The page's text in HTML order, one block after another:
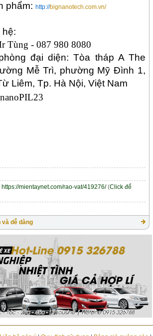
phẩm:http://bignanotech.com.vn/
hệ:
Tùng - 087 980 8080
đại diện: Tòa tháp A The
Mễ Trì, phường Mỹ Đình 1,
Liêm, Tp. Hà Nội, Việt Nam
https://mientaynet.com/rao-vat/419276/(Click để
dễ dàng